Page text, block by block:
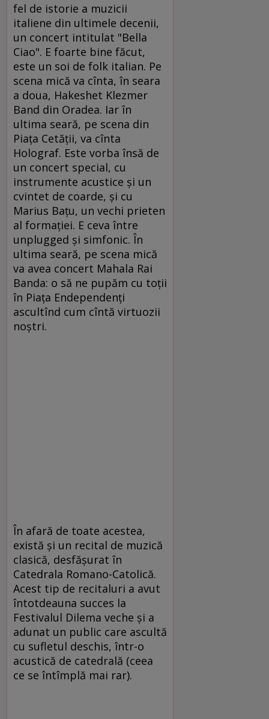
fel de istorie a muzicii
italiene din ultimele decenii,
un concert intitulat "Bella
Ciao". E foarte bine făcut,
este un soi de folk italian. Pe
scena mică va cînta, în seara
a doua, Hakeshet Klezmer
Band din Oradea. Iar în
ultima seară, pe scena din
Piața Cetății, va cînta
Holograf. Este vorba însă de
un concert special, cu
instrumente acustice și un
cvintet de coarde, și cu
Marius Bațu, un vechi prieten
al formației. E ceva între
unplugged și simfonic. În
ultima seară, pe scena mică
va avea concert Mahala Rai
Banda: o să ne pupăm cu toții
în Piața Endependenți
ascultînd cum cîntă virtuozii
noștri.
În afară de toate acestea,
există și un recital de muzică
clasică, desfășurat în
Catedrala Romano-Catolică.
Acest tip de recitaluri a avut
întotdeauna succes la
Festivalul Dilema veche și a
adunat un public care ascultă
cu sufletul deschis, într-o
acustică de catedrală (ceea
ce se întîmplă mai rar).